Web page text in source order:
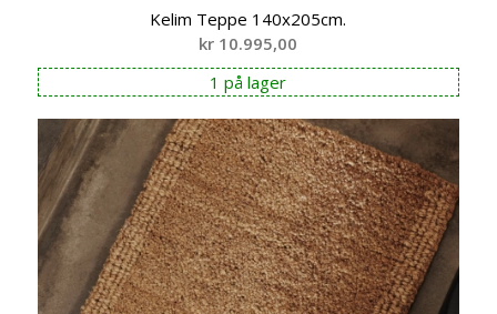
Kelim Teppe 140x205cm.
kr 10.995,00
1 på lager